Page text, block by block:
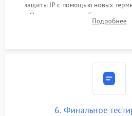
защиты IP с помощью новых
Программная калибровка
абсолютно черному телу дляПодробнее
6. Финальное